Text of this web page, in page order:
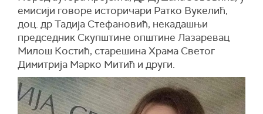
емисији говоре историчари Ратко Вукелић,
доц. др Тадија Стефановић, некадашњи
председник Скупштине општине Лазаревац
Милош Костић, старешина Храма Светог
Димитрија Марко Митић и други.